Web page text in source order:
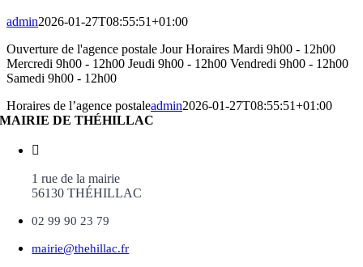
admin2026-01-27T08:55:51+01:00
Ouverture de l'agence postale Jour Horaires Mardi 9h00 - 12h00
Mercredi 9h00 - 12h00 Jeudi 9h00 - 12h00 Vendredi 9h00 - 12h00
Samedi 9h00 - 12h00
Horaires de l’agence postaleadmin2026-01-27T08:55:51+01:00
MAIRIE DE THÉHILLAC
1 rue de la mairie
56130 THÉHILLAC
02 99 90 23 79
mairie@thehillac.fr